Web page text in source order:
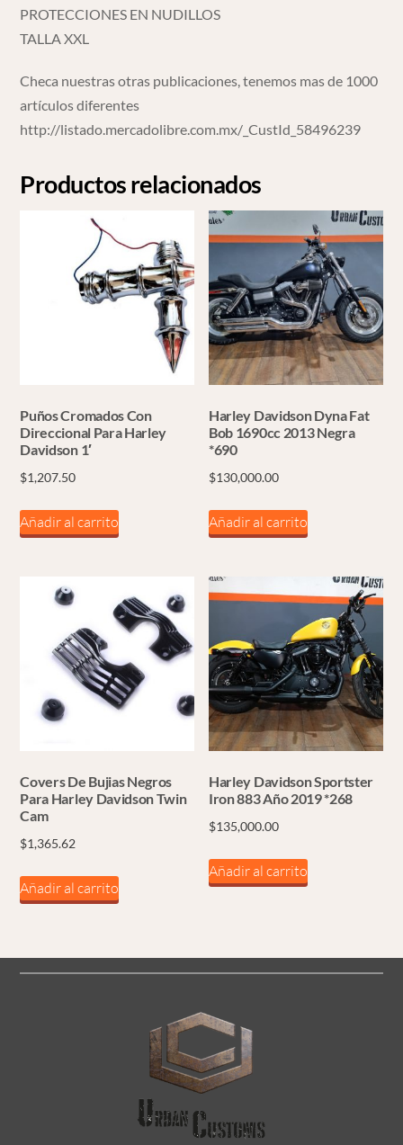
PROTECCIONES EN NUDILLOS
TALLA XXL
Checa nuestras otras publicaciones, tenemos mas de 1000
artículos diferentes
http://listado.mercadolibre.com.mx/_CustId_58496239
Productos relacionados
Puños Cromados Con
Direccional Para Harley
Davidson 1′
$1,207.50
Añadir al carrito
Harley Davidson Dyna Fat
Bob 1690cc 2013 Negra
*690
$130,000.00
Añadir al carrito
Covers De Bujias Negros
Para Harley Davidson Twin
Cam
$1,365.62
Añadir al carrito
Harley Davidson Sportster
Iron 883 Año 2019 *268
$135,000.00
Añadir al carrito